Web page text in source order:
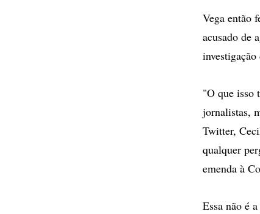
Vega então
acusado de
"O que isso
jornalistas,
Twitter,
qualquer
emenda à
Essa não é